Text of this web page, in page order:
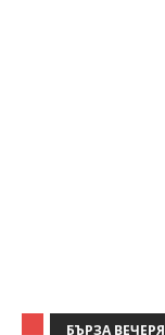
БЪРЗА ВЕЧЕРЯ